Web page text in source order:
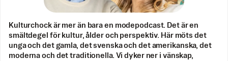
Kulturchock är mer än bara en modepodcast. Det är en
smältdegel för kultur, ålder och perspektiv. Här möts det
unga och det gamla, det svenska och det amerikanska, det
moderna och det traditionella. Vi dyker ner i vänskap,